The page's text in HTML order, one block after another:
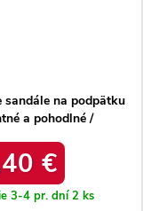
sandále na podpätku
a pohodlné /
€
3-4 pr. dní2 ks